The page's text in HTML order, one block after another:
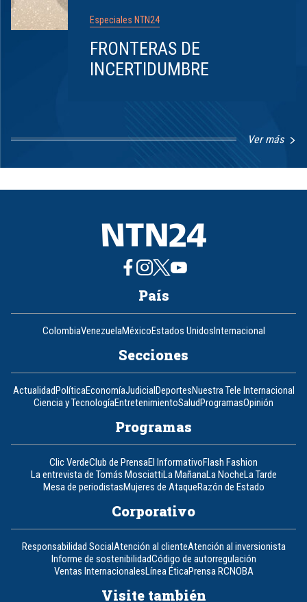
Especiales NTN24
FRONTERAS DE
INCERTIDUMBRE
Ver más
8
País
ColombiaVenezuelaMéxicoEstados UnidosInternacional
Secciones
ActualidadPolíticaEconomíaJudicialDeportesNuestra Tele Internacional
Ciencia y TecnologíaEntretenimientoSaludProgramasOpinión
Programas
Clic VerdeClub de PrensaEl InformativoFlash Fashion
La entrevista de Tomás MosciattiLa MañanaLa NocheLa Tarde
Mesa de periodistasMujeres de AtaqueRazón de Estado
Corporativo
Responsabilidad SocialAtención al clienteAtención al inversionista
Informe de sostenibilidadCódigo de autorregulación
Ventas InternacionalesLínea ÉticaPrensa RCNOBA
Visite también